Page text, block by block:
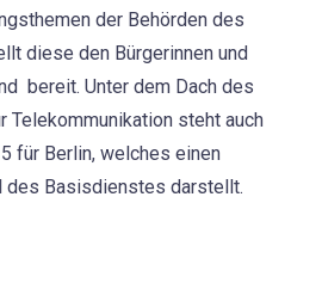
der Behörden des
diese den Bürgerinnen und
bereit. Unter dem Dach des
Telekommunikation steht auch
für Berlin, welches einen
des Basisdienstes darstellt.